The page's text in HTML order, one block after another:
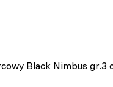
Black Nimbus gr.3